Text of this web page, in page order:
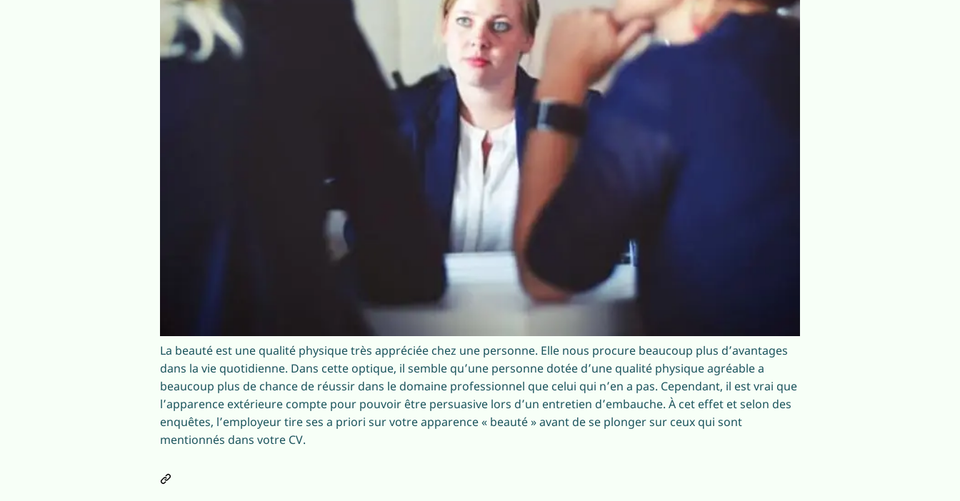
La beauté est une qualité physique très appréciée chez une personne. Elle nous procure beaucoup plus d’avantages
dans la vie quotidienne. Dans cette optique, il semble qu’une personne dotée d’une qualité physique agréable a
beaucoup plus de chance de réussir dans le domaine professionnel que celui qui n’en a pas. Cependant, il est vrai que
l’apparence extérieure compte pour pouvoir être persuasive lors d’un entretien d’embauche. À cet effet et selon des
enquêtes, l’employeur tire ses a priori sur votre apparence « beauté » avant de se plonger sur ceux qui sont
mentionnés dans votre CV.